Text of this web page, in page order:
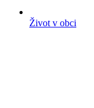
Život v obci